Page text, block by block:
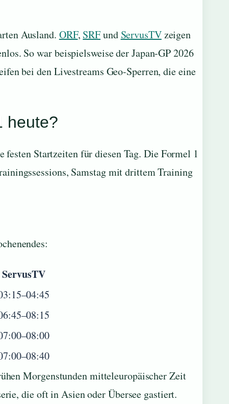
Ausland. ORF, SRFund ServusTVzeigen
So war beispielsweise der Japan-GP 2026
bei den Livestreams Geo-Sperren, die eine
heute?
Startzeiten für diesen Tag. Die Formel 1
Samstag mit drittem Training
ServusTV
Morgenstunden mitteleuropäischer Zeit
die oft in Asien oder Übersee gastiert.